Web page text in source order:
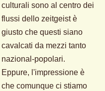
culturali sono al centro dei
flussi dello zeitgeist è
giusto che questi siano
cavalcati da mezzi tanto
nazional-popolari.
Eppure, l'impressione è
che comunque ci stiamo